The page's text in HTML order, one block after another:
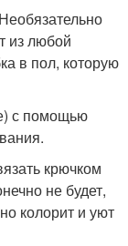
из любой
в пол, которую
с помощью
крючком
не будет,
колорит и уют